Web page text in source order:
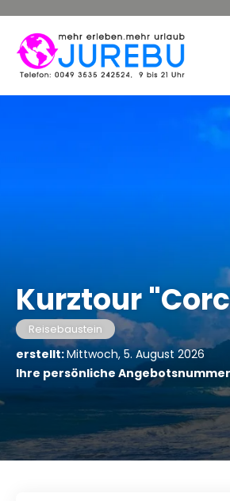
Kurztour
Reisebaustein
erstellt:Mittwoch, 5. August 2026
Ihre persönliche